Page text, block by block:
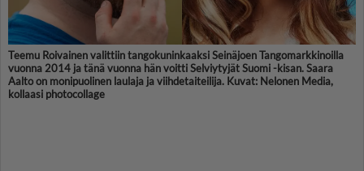
Teemu Roivainen valittiin tangokuninkaaksi Seinäjoen Tangomarkkinoilla
vuonna 2014 ja tänä vuonna hän voitti Selviytyjät Suomi -kisan. Saara
Aalto on monipuolinen laulaja ja viihdetaiteilija. Kuvat: Nelonen Media,
kollaasi photocollage